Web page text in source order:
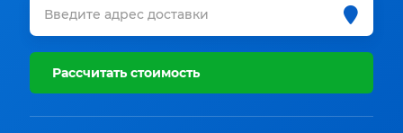
Рассчитать стоимость